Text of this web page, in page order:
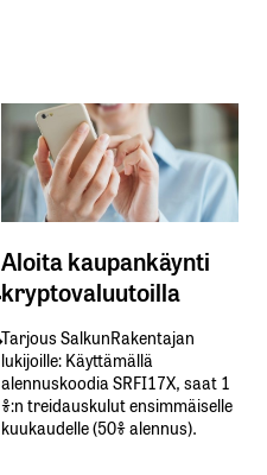
Aloita kaupankäynti
kryptovaluutoilla
Tarjous SalkunRakentajan
lukijoille: Käyttämällä​ ​
alennuskoodia​ ​SRFI17X,​ ​saat​ ​1
%:n treidauskulut​ ​ensimmäiselle​ ​
kuukaudelle​ ​(50%​ ​alennus).